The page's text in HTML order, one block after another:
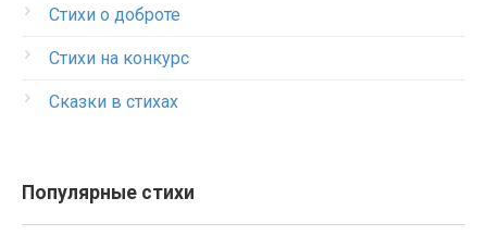
Стихи о доброте
Стихи на конкурс
Сказки в стихах
Популярные стихи